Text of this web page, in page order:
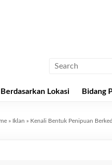
Berdasarkan Lokasi Bidang
» Iklan » Kenali Bentuk Penipuan